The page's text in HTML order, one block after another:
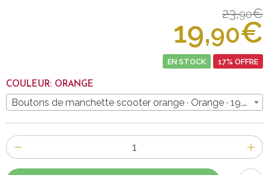
23,90€
19,90€
EN STOCK 17% OFFRE
COULEUR: ORANGE
Boutons de manchette scooter orange · Orange · 19,90€
Nombre
d'items